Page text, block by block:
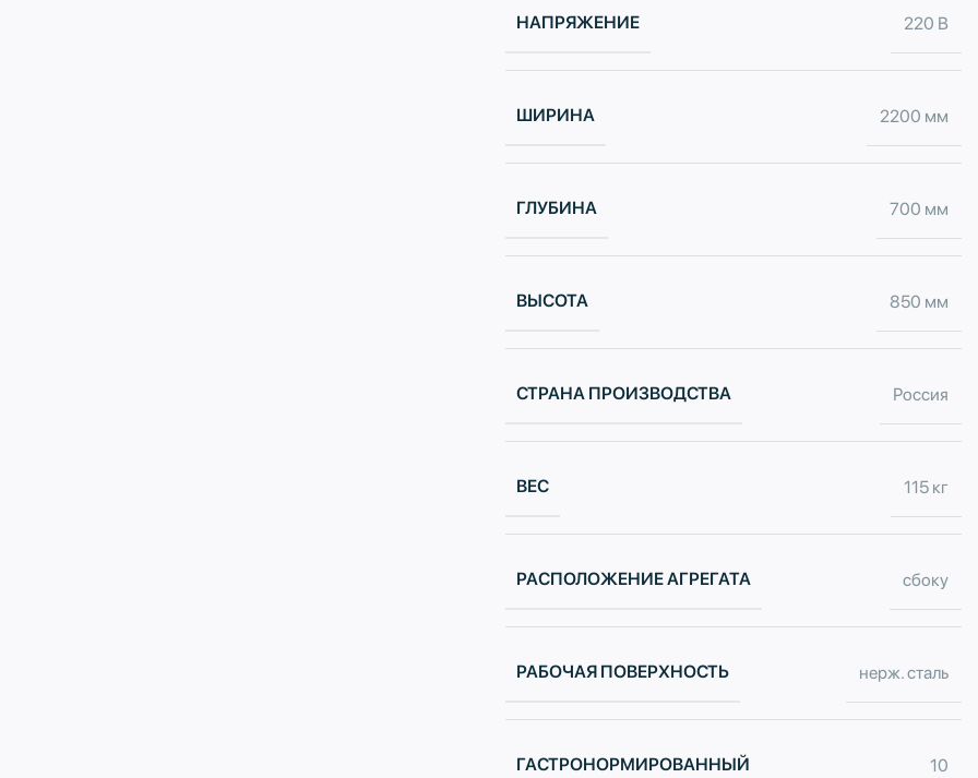
НАПРЯЖЕНИЕ 220 В
ШИРИНА 2200 мм
ГЛУБИНА 700 мм
ВЫСОТА 850 мм
СТРАНА ПРОИЗВОДСТВА Россия
ВЕС 115 кг
РАСПОЛОЖЕНИЕ АГРЕГАТА сбоку
РАБОЧАЯ ПОВЕРХНОСТЬ нерж. сталь
ГАСТРОНОРМИРОВАННЫЙ 10